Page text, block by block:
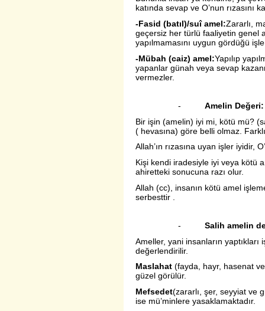
katında sevap ve O’nun rızasını
-Fasid (batıl)/suî amel:Zararlı,
geçersiz her türlü faaliyetin genel
yapılmamasını uygun gördüğü
-Mübah (caiz) amel:Yapılıp
yapanlar günah veya sevap
vermezler.
- Amelin Değeri:
Bir işin (amelin) iyi mi, kötü mü?
( hevasına) göre belli olmaz.
Allah’ın rızasına uyan işler iyidir,
Kişi kendi iradesiyle iyi veya kötü
ahiretteki sonucuna razı olur.
Allah (cc), insanın kötü amel
serbesttir .
- Salih amelin
Ameller, yani insanların
değerlendirilir.
Maslahat (fayda, hayr, hasenat
güzel görülür.
Mefsedet(zararlı, şer, seyyiat ve
ise mü’minlere yasaklamaktadır.